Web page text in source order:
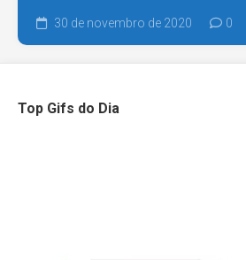
30 de novembro de 2020 0
Top Gifs do Dia